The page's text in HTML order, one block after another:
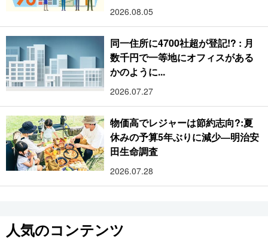
2026.08.05
同一住所に4700社超が登記!? : 月
数千円で一等地にオフィスがある
かのように...
2026.07.27
物価高でレジャーは節約志向?:夏
休みの予算5年ぶりに減少―明治安
田生命調査
2026.07.28
人気のコンテンツ